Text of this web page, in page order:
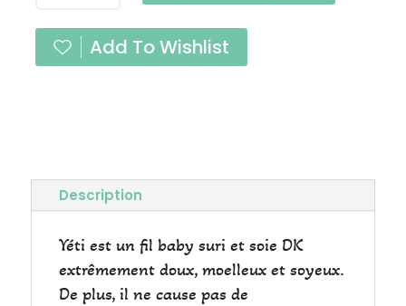
Amande
DK
Add To Wishlist
Description
Yéti est un fil baby suri et soie DK
extrêmement doux, moelleux et soyeux.
De plus, il ne cause pas de